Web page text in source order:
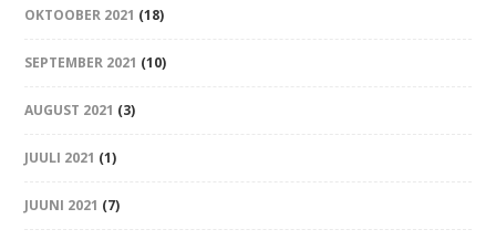
OKTOOBER 2021 (18)
SEPTEMBER 2021 (10)
AUGUST 2021 (3)
JUULI 2021 (1)
JUUNI 2021 (7)